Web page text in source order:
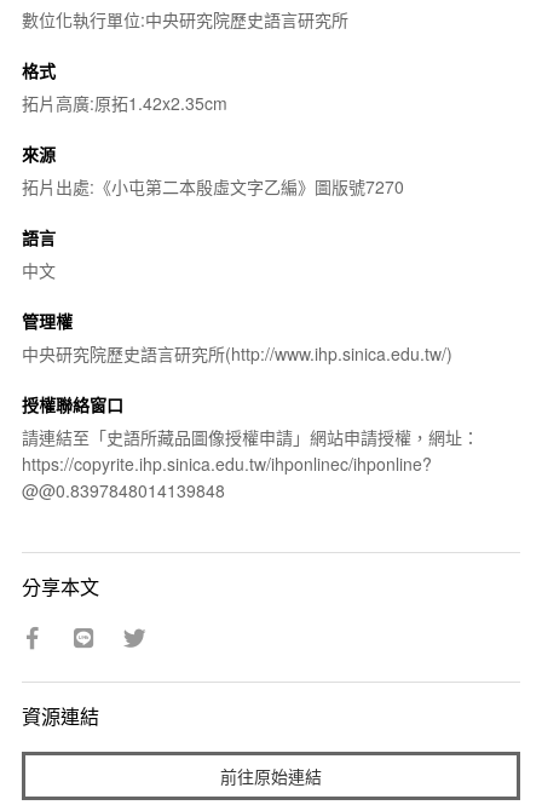
數位化執行單位:中央研究院歷史語言研究所
格式
拓片高廣:原拓1.42x2.35cm
來源
拓片出處:《小屯第二本殷虛文字乙編》圖版號7270
語言
中文
管理權
中央研究院歷史語言研究所(http://www.ihp.sinica.edu.tw/)
授權聯絡窗口
請連結至「史語所藏品圖像授權申請」網站申請授權，網址：
https://copyrite.ihp.sinica.edu.tw/ihponlinec/ihponline?
@@0.8397848014139848
分享本文
資源連結
前往原始連結